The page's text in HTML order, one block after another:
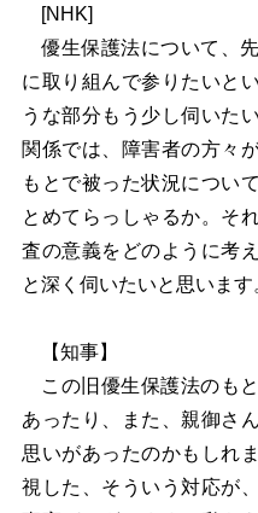
[NHK]
優生保護法について、
に取り組んで参りたいと
うな部分もう少し伺いた
関係では、障害者の方々
もとで被った状況につい
とめてらっしゃるか。そ
査の意義をどのように考
と深く伺いたいと思います
【知事】
この旧優生保護法のも
あったり、また、親御さ
思いがあったのかもしれ
視した、そういう対応が